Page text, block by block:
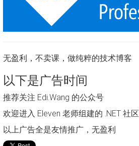
无盈利，不卖课，做纯粹的技术博客
以下是广告时间
推荐关注 Edi.Wang 的公众号
欢迎进入 Eleven 老师组建的 .NET 社区
以上广告全是友情推广，无盈利